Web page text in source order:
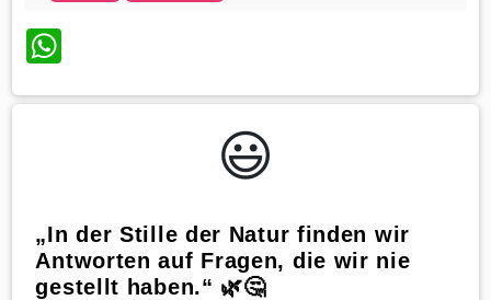
WhatsApp
😃️
„In der Stille der Natur finden wir
Antworten auf Fragen, die wir nie
gestellt haben.“ 🌿🤔